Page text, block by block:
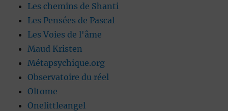
Les chemins de Shanti
Les Pensées de Pascal
Les Voies de l'âme
Maud Kristen
Métapsychique.org
Observatoire du réel
Oltome
Onelittleangel